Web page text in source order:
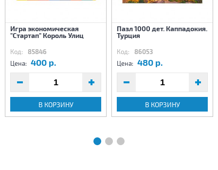
Игра экономическая
"Стартап" Король Улиц
Код: 85846
Цена: 400 р.
В КОРЗИНУ
Пазл 1000 дет. Каппадокия.
Турция
Код: 86053
Цена: 480 р.
В КОРЗИНУ